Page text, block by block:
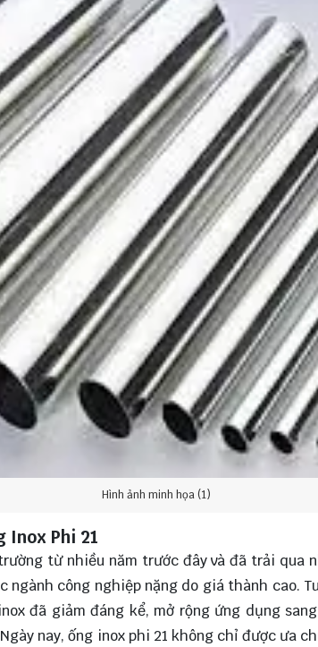
Hình ảnh minh họa (1)
Inox Phi 21
từ nhiều năm trước đây và đã trải qua
ngành công nghiệp nặng do giá thành cao.
đã giảm đáng kể, mở rộng ứng dụng
nay, ống inox phi 21 không chỉ được ưa